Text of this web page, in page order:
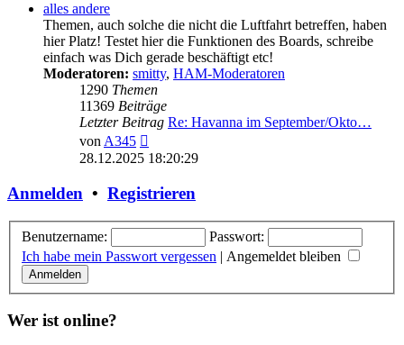
alles andere
Themen, auch solche die nicht die Luftfahrt betreffen, haben
hier Platz! Testet hier die Funktionen des Boards, schreibe
einfach was Dich gerade beschäftigt etc!
Moderatoren: smitty, HAM-Moderatoren
1290 Themen
11369 Beiträge
Letzter Beitrag Re: Havanna im September/Okto…
vonA345
Beitrag
28.12.2025 18:20:29
Anmelden • Registrieren
Benutzername:
Passwort:
Ich habe mein Passwort vergessen | Angemeldet bleiben
Wer ist online?